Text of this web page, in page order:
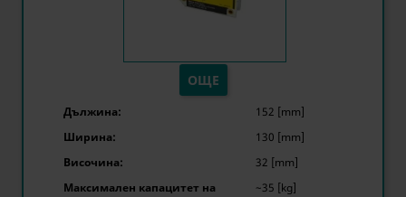
ОЩЕ
Дължина:
152 [mm]
Ширина:
130 [mm]
Височина:
32 [mm]
Максимален капацитет на
~35 [kg]